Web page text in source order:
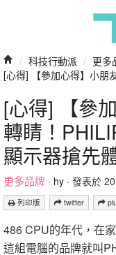
/ 科技行動派 / 更多
[心得] 【參加心得】小朋
[心得] 【參
轉睛！
顯示器搶先
更多品牌 · hy · 發表於
列印版 twitter
486 CPU的年代，在
這組電腦的品牌就叫